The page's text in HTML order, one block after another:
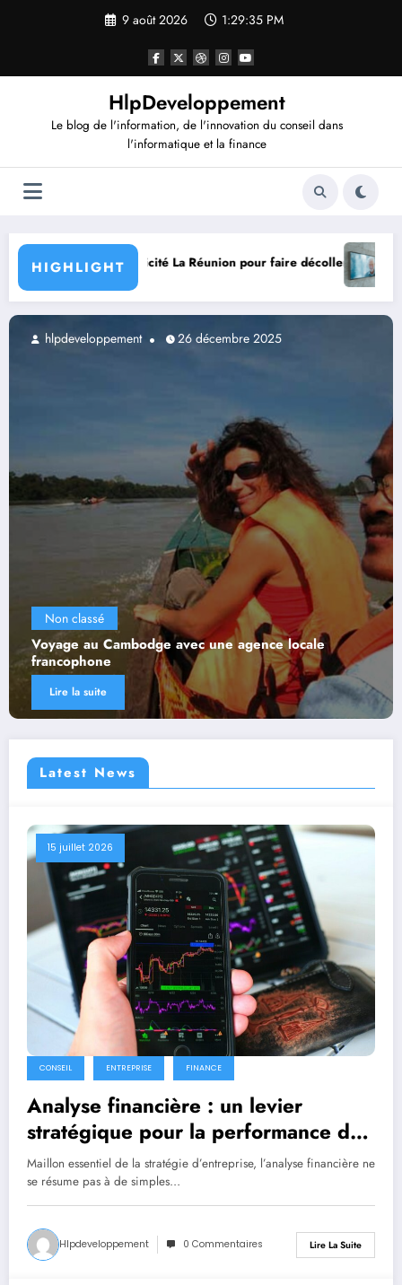
9 août 2026 1:29:37 PM
HlpDeveloppement
Le blog de l'information, de l'innovation du conseil dans
l'informatique et la finance
HIGHLIGHT
faire décoller votre business local ?Comment l’affichage dynamique funéraire
Non classé
Qu’est-ce qui rend le basket 3×3 si spécial ?
Lire la suite
hlpdeveloppement 15 novembre 2024
Latest News
15 juillet 2026
CONSEIL ENTREPRISE FINANCE
Analyse financière : un levier
stratégique pour la performance des
entreprises
Maillon essentiel de la stratégie d’entreprise, l’analyse financière ne
se résume pas à de simples…
Hlpdeveloppement 0 Commentaires Lire La Suite